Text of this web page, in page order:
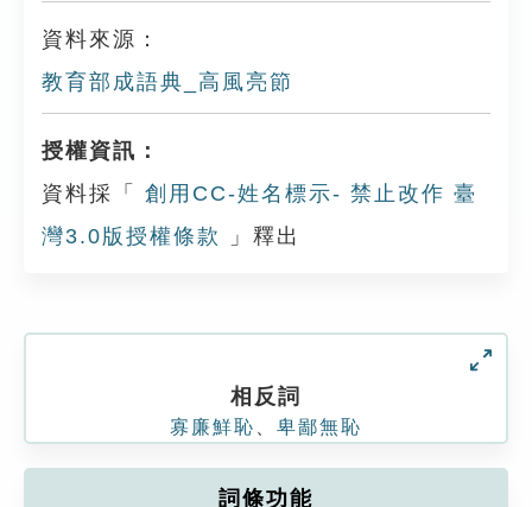
資料來源：
教育部成語典_高風亮節
授權資訊：
資料採「
創用CC-姓名標示- 禁止改作 臺
灣3.0版授權條款
」釋出
相反詞
寡廉鮮恥 卑鄙無恥
詞條功能